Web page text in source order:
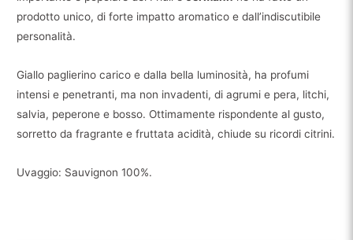
prodotto unico, di forte impatto aromatico e dall’indiscutibile
personalità.
Giallo paglierino carico e dalla bella luminosità, ha profumi
intensi e penetranti, ma non invadenti, di agrumi e pera, litchi,
salvia, peperone e bosso. Ottimamente rispondente al gusto,
sorretto da fragrante e fruttata acidità, chiude su ricordi citrini.
Uvaggio: Sauvignon 100%.